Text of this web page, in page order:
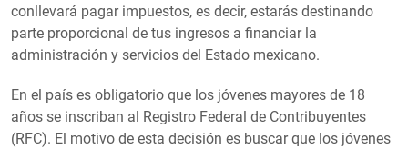
conllevará pagar impuestos, es decir, estarás destinando
parte proporcional de tus ingresos a financiar la
administración y servicios del Estado mexicano.
En el país es obligatorio que los jóvenes mayores de 18
años se inscriban al Registro Federal de Contribuyentes
(RFC). El motivo de esta decisión es buscar que los jóvenes